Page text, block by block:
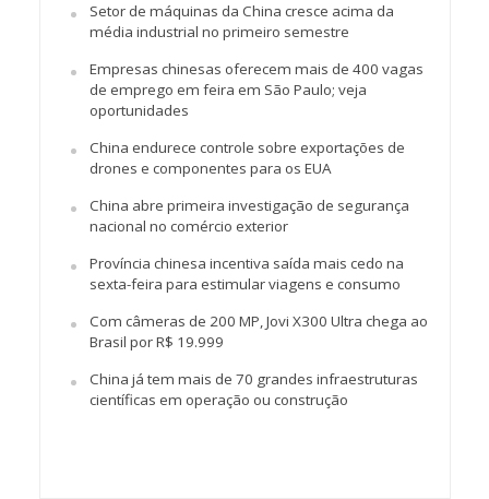
Setor de máquinas da China cresce acima da
média industrial no primeiro semestre
Empresas chinesas oferecem mais de 400 vagas
de emprego em feira em São Paulo; veja
oportunidades
China endurece controle sobre exportações de
drones e componentes para os EUA
China abre primeira investigação de segurança
nacional no comércio exterior
Província chinesa incentiva saída mais cedo na
sexta-feira para estimular viagens e consumo
Com câmeras de 200 MP, Jovi X300 Ultra chega ao
Brasil por R$ 19.999
China já tem mais de 70 grandes infraestruturas
científicas em operação ou construção